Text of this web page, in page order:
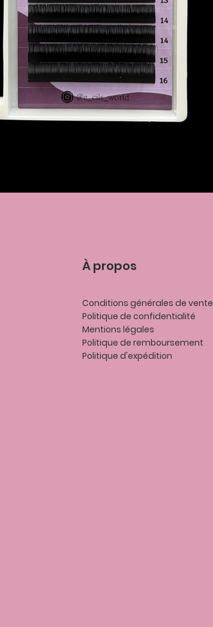
À propos
Conditions générales de vente
Politique de confidentialité
Mentions légales
Politique de remboursement
Politique d'expédition